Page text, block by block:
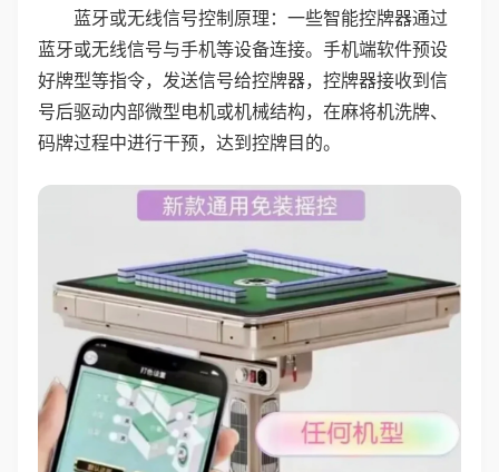
蓝牙或无线信号控制原理：一些智能控牌器通过
蓝牙或无线信号与手机等设备连接。手机端软件预设
好牌型等指令，发送信号给控牌器，控牌器接收到信
号后驱动内部微型电机或机械结构，在麻将机洗牌、
码牌过程中进行干预，达到控牌目的。